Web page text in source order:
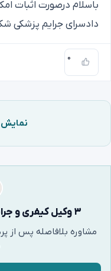
باسلام درصورت اثبات
دادسرای جرایم پزشکی
۰
نمایش ۱۰ پاسخ دیگر وکلا
۳ وکیل کیفری و جرایم همین حالا پاسخگو هستند
مشاوره بلافاصله پس از